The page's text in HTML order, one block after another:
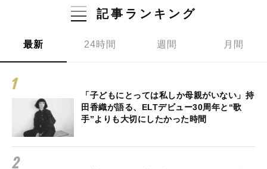
記事ランキング
最新 24時間 週間 月間
「子どもにとっては私しか母親がいない」持
田香織が語る、ELTデビュー30周年と“歌
手”よりも大切にしたかった時間